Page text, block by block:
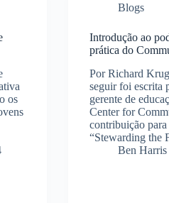
os
Blogs
Introdução ao
prática do
Por Richard
seguir foi escrita
gerente de
Center for
contribuição
“Stewarding the
Ben Harris